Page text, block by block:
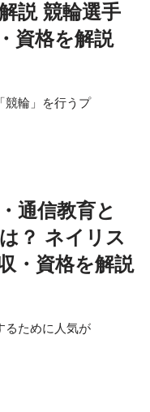
説 競輪選手
資格を解説
競輪」を行うプ
通信教育と
？ ネイリス
・資格を解説
るために人気が